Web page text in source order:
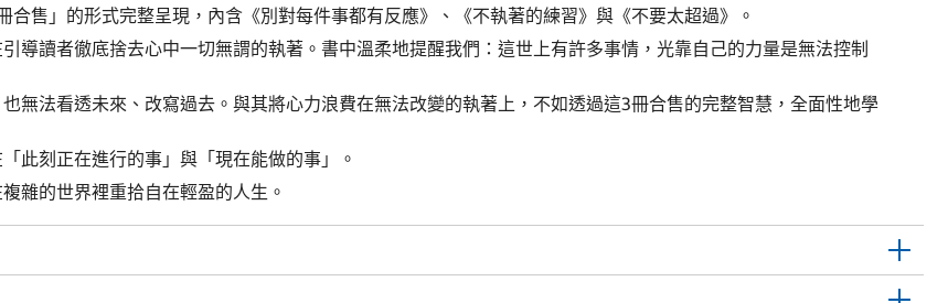
售」的形式完整呈現，內含《別對每件事都有反應》、《不執著的練習》與《不要太超過》。
導讀者徹底捨去心中一切無謂的執著。書中溫柔地提醒我們：這世上有許多事情，光靠自己的力量是無法控制
無法看透未來、改寫過去。與其將心力浪費在無法改變的執著上，不如透過這3冊合售的完整智慧，全面性地學
此刻正在進行的事」與「現在能做的事」。
雜的世界裡重拾自在輕盈的人生。